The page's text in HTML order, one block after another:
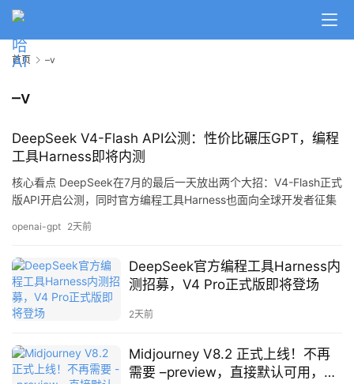
首页 –v
–v
DeepSeek V4-Flash API公测：性价比碾压GPT，编程
工具Harness即将内测
核心看点 DeepSeek在7月的最后一天放出两个大招：V4-Flash正式
版API开启公测，同时官方编程工具Harness也面向全球开发者征集
实现了全面突破。 详细解析 V4-Flash：速度与性价比的双重碾压
数据显示： 处理速度超越海外同类…
openai-gpt 2天前
DeepSeek官方编程工具Harness内
测招募，V4 Pro正式版即将登场
2天前
Midjourney V8.2 正式上线！不再
需要 –preview，直接默认可用，生